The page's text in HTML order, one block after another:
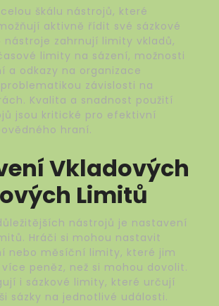
škálu nástrojů, které
aktivně řídit své sázkové
nástroje zahrnují limity vkladů,
limity na sázení, možnosti
a odkazy na organizace
závislosti na
Kvalita a snadnost použití
jsou kritické pro efektivní
hraní.
Vkladových
Limitů
nástrojů je nastavení
Hráči si mohou nastavit
nebo měsíční limity, které jim
peněz, než si mohou dovolit.
i sázkové limity, které určují
sázky na jednotlivé události.